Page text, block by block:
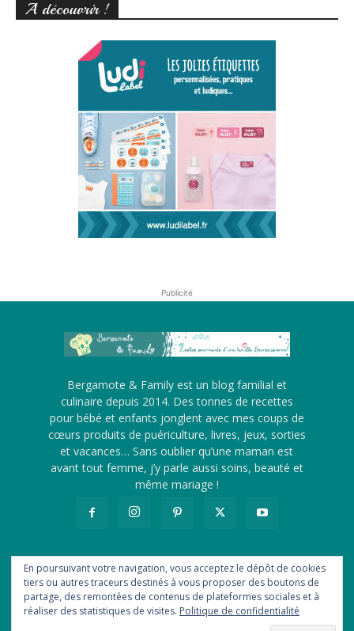
A découvrir !
Publicité
Bergamote & Family est un blog familial et
culinaire depuis 2014. Des tonnes de recettes
pour bébé et enfants jonglent avec mes coups de
cœurs produits de puériculture, livres, jeux, sorties
et vacances… Sans oublier qu’une maman est
avant tout femme, j’y parle aussi soins, beauté et
même mariage !
A propos Me contacter
Revue de presse
Ils me font confiance
Statistiques Newsletter
Flux RSS
En poursuivant votre navigation, vous acceptez le dépôt de cookies
tiers ou autres traceurs destinés à vous proposer des boutons de
partage, des remontées de contenus de plateformes sociales et à
réaliser des statistiques de visites. Politique de confidentialité